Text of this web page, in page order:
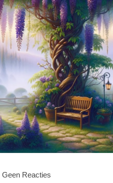
Geen Reacties